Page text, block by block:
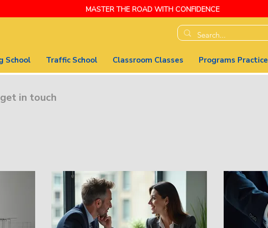
MASTER THE ROAD WITH CONFIDENCE
School Traffic School Classroom Classes Programs Practice
in touch